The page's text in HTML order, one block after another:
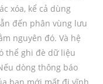
xóa, kể cả dùng
đến phân vùng lưu
nguyên đó. Và hệ
thể ghi đè dữ liệu
dòng thông báo